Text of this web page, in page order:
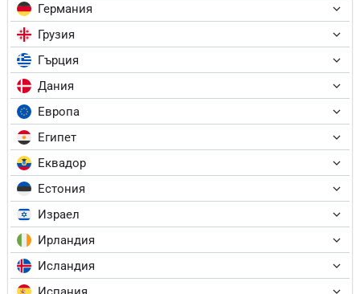
Германия
Грузия
Гърция
Дания
Европа
Египет
Еквадор
Естония
Израел
Ирландия
Исландия